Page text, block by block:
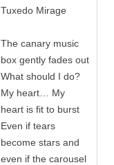
Tuxedo Mirage
The canary music
box gently fades out
What should I do?
My heart… My
heart is fit to burst
Even if tears
become stars and
even if the carousel